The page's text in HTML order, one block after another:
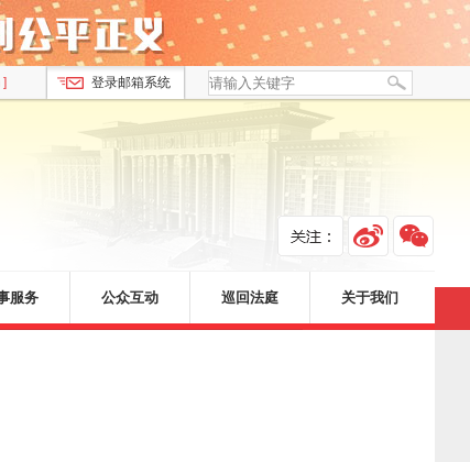
] 登录邮箱系统
服务 公众互动 巡回法庭 关于我们